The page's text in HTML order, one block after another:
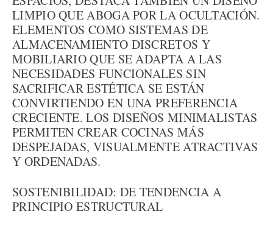
LIMPIO QUE ABOGA POR LA OCULTACIÓN.
ELEMENTOS COMO SISTEMAS DE
ALMACENAMIENTO DISCRETOS Y
MOBILIARIO QUE SE ADAPTA A LAS
NECESIDADES FUNCIONALES SIN
SACRIFICAR ESTÉTICA SE ESTÁN
CONVIRTIENDO EN UNA PREFERENCIA
CRECIENTE. LOS DISEÑOS MINIMALISTAS
PERMITEN CREAR COCINAS MÁS
DESPEJADAS, VISUALMENTE ATRACTIVAS
Y ORDENADAS.
SOSTENIBILIDAD: DE TENDENCIA A
PRINCIPIO ESTRUCTURAL